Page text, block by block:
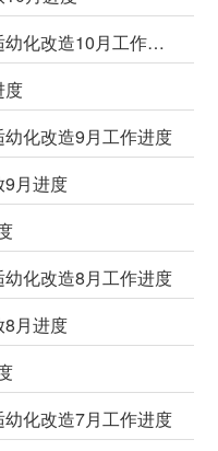
完成1200座环卫公厕适老化适幼化改造10月工作进度
度
化改造9月工作进度
9月进度
化改造8月工作进度
8月进度
化改造7月工作进度